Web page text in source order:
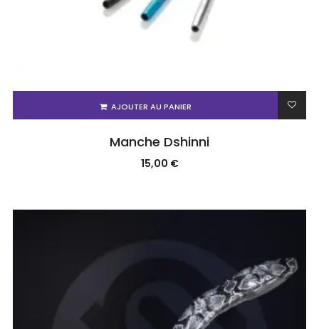
AJOUTER AU PANIER
Manche Dshinni
15,00 €